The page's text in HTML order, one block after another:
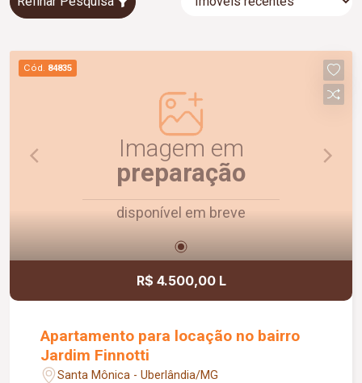
Cód. 84835
Imagem em
preparação
disponível em breve
R$ 4.500,00 L
Apartamento para locação no bairro
Jardim Finnotti
Santa Mônica - Uberlândia/MG